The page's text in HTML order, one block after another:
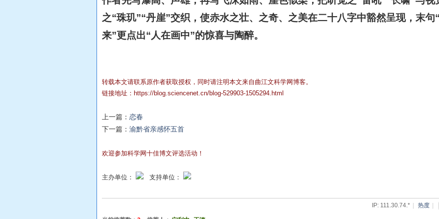
之“珠玑”“丹崖”交织，使赤水之壮、之奇、之美在二十八字中豁然呈现，末句
来”更点出“人在画中”的惊喜与陶醉。
转载本文请联系原作者获取授权，同时请注明本文来自曲江文科学网博客。
链接地址： https://blog.sciencenet.cn/blog-529903-1505294.html
上一篇： 恋春
下一篇： 渝黔省亲感怀五首
欢迎参加科学网十佳博文评选活动！
主办单位： 支持单位：
IP: 111.30.74.* | 热度 |